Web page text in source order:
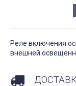
Реле включения
внешней